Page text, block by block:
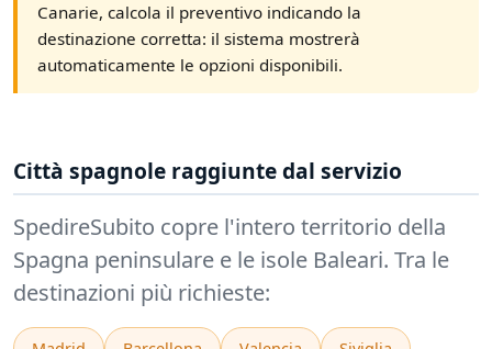
Canarie, calcola il preventivo indicando la
destinazione corretta: il sistema mostrerà
automaticamente le opzioni disponibili.
Città spagnole raggiunte dal servizio
SpedireSubito copre l'intero territorio della
Spagna peninsulare e le isole Baleari. Tra le
destinazioni più richieste: